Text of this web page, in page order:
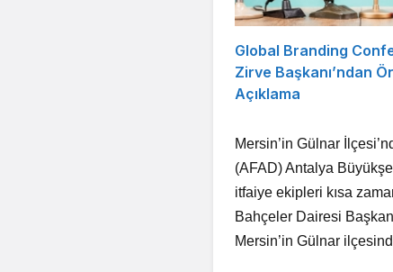
Global Branding
Zirve Başkanı’ndan
Açıklama
Mersin’in Gülnar
(AFAD) Antalya
itfaiye ekipleri kısa
Bahçeler Dairesi
Mersin’in Gülnar